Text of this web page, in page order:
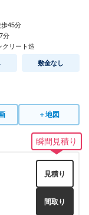
見積り
歩45分
分
クリート造
敷金なし
＋地図
瞬間見積り
見積り
間取り